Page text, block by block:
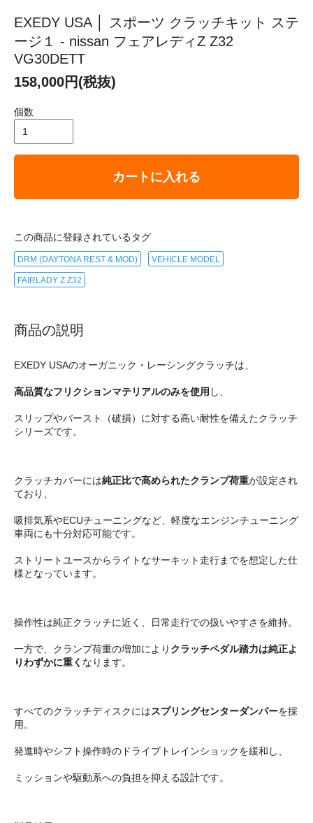
EXEDY USA │ スポーツ クラッチキット ステ
ージ１ - nissan フェアレディZ Z32
VG30DETT
158,000円(税抜)
個数
カートに入れる
この商品に登録されているタグ
DRM (DAYTONA REST & MOD) VEHICLE MODEL
FAIRLADY Z Z32
商品の説明
EXEDY USAのオーガニック・レーシングクラッチは、
高品質なフリクションマテリアルのみを使用 し、
スリップやバースト（破損）に対する高い耐性を備えたクラッチ
シリーズです。
クラッチカバーには純正比で高められたクランプ荷重が設定され
ており、
吸排気系やECUチューニングなど、軽度なエンジンチューニング
車両にも十分対応可能です。
ストリートユースからライトなサーキット走行までを想定した仕
様となっています。
操作性は純正クラッチに近く、日常走行での扱いやすさを維持。
一方で、クランプ荷重の増加により クラッチペダル踏力は純正よ
りわずかに重く なります。
すべてのクラッチディスクにはスプリングセンターダンパーを採
用。
発進時やシフト操作時のドライブトレインショックを緩和し、
ミッションや駆動系への負担を抑える設計です。